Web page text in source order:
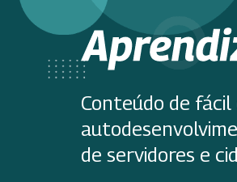
Conteúdo de fácil
de servidores e